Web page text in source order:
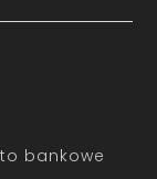
bankowe